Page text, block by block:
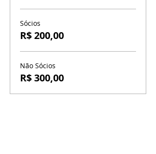
Sócios
R$ 200,00
Não Sócios
R$ 300,00